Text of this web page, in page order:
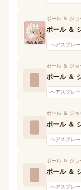
ポール ＆ ジョ
ヘアスプレー
ポール ＆ ジョ
ヘアスプレー
ポール ＆ ジョ
ヘアスプレー
ポール ＆ ジョ
ヘアスプレー